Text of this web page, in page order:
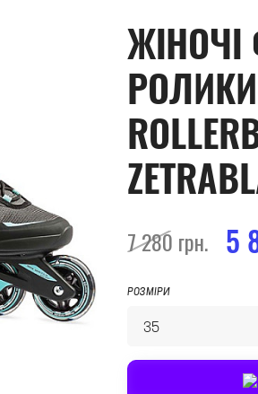
ЖІНОЧІ
РОЛИКИ
7 280 грн. 5
РОЗМІРИ